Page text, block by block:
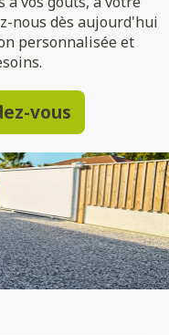
nous dès aujourd'hui
personnalisée et
vous